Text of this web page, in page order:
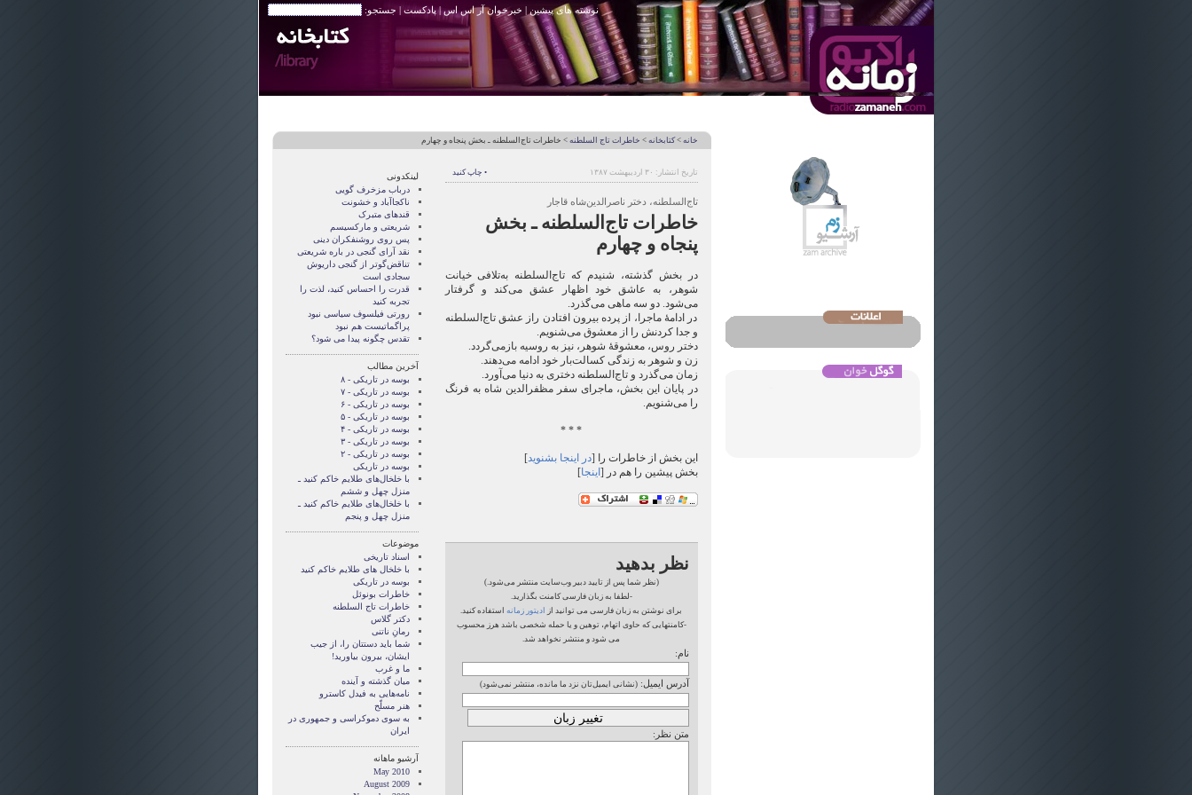
نوشته های پیشین | خبرخوان آر اس اس|پادکست | جستجو:
خانه >کتابخانه > خاطرات تاج السلطنه > خاطرات تاج‌السلطنه ـ بخش پنجاه و چهارم
تاریخ انتشار: ۳۰ اردیبهشت ۱۳۸۷ • چاپ کنید
تاج‌السلطنه، دختر ناصرالدین‌شاه قاجار
خاطرات تاج‌السلطنه ـ بخش
پنجاه و چهارم
در بخش گذشته، شنیدم که تاج‌السلطنه به‌تلافی خیانت
شوهر، به عاشق خود اظهار عشق می‌کند و گرفتار
می‌شود. دو سه ماهی می‌گذرد.
در ادامۀ ماجرا، از پرده بیرون افتادن راز عشق تاج‌السلطنه
و جدا کردنش را از معشوق می‌شنویم.
دختر روس، معشوقۀ شوهر، نیز به روسیه بازمی‌گردد.
زن و شوهر به زندگی کسالت‌بار خود ادامه می‌دهند.
زمان می‌گذرد و تاج‌السلطنه دختری به دنیا می‌آورد.
در پایان این بخش، ماجرای سفر مظفرالدین شاه به فرنگ
را می‌شنویم.
* * *
این بخش از خاطرات را [در اینجا بشنوید]
بخش پیشین را هم در [ اینجا]
نظر بدهید
(نظر شما پس از تایید دبیر وب‌سایت منتشر می‌شود.)
-لطفا به زبان فارسی کامنت بگذارید.
برای نوشتن به زبان فارسی می توانید از
ادیتور زمانه استفاده کنید.
-کامنتهایی که حاوی اتهام، توهین و یا حمله شخصی باشد هرز محسوب
می شود و منتشر نخواهد شد.
نام:
آدرس ایمیل: (نشانی ایمیل‌تان نزد ما مانده، منتشر نمی‌شود)
متن نظر:
لینکدونی
درباب مزخرف گویی
ناکجاآباد و خشونت
قندهای متبرک
شریعتی و مارکسیسم
پس روی روشنفکران دینی
نقد آرای گنجی در باره شریعتی
تناقض‌گوتر از گنجی داريوش
سجادی است
قدرت را احساس کنید، لذت را
تجربه کنید
رورتی فيلسوف سياسی نبود
پراگماتيست هم نبود
تقدس چگونه پيدا می شود؟
آخرین مطالب
بوسه در تاریکی - ۸
بوسه در تاریکی - ۷
بوسه در تاریکی - ۶
بوسه در تاریکی - ۵
بوسه در تاریکی - ۴
بوسه در تاریکی - ۳
بوسه در تاریکی - ۲
بوسه در تاریکی
با خلخال‌های طلایم خاکم کنید ـ
منزل چهل و ششم
با خلخال‌های طلایم خاکم کنید ـ
منزل چهل و پنجم
موضوعات
اسناد تاریخی
با خلخال های طلایم خاکم کنید
بوسه در تاریکی
خاطرات بونوئل
خاطرات تاج السلطنه
دکتر گلاس
رمانِ ناتنی
شما بايد دستتان را، از جيب
ايشان، بيرون بياوريد!
ما و غرب
میان گذشته و آینده
نامه‌هایی به فیدل کاسترو
هنر مسلّح
‌به سوی دموکراسی و جمهوری در
ایران
آرشیو ماهانه
May 2010
August 2009